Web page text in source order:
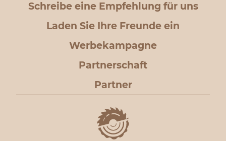
Schreibe eine Empfehlung für uns
Laden Sie Ihre Freunde ein
Werbekampagne
Partnerschaft
Partner